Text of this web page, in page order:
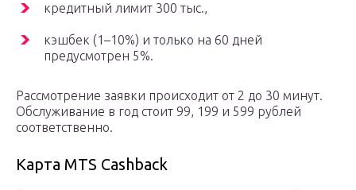
кредитный лимит 300 тыс.,
кэшбек (1–10%) и только на 60 дней
предусмотрен 5%.
Рассмотрение заявки происходит от 2 до 30 минут.
Обслуживание в год стоит 99, 199 и 599 рублей
соответственно.
Карта MTS Cashback